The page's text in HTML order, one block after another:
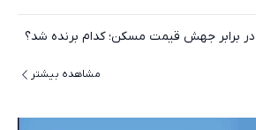
در برابر جهش قیمت مسکن؛ کدام برنده شد؟
مشاهده بیشتر